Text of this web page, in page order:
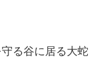
る谷に居る大蛇